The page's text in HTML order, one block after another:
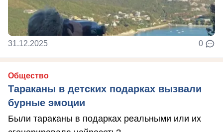
31.12.2025 0
Общество
Тараканы в детских подарках вызвали
бурные эмоции
Были тараканы в подарках реальными или их